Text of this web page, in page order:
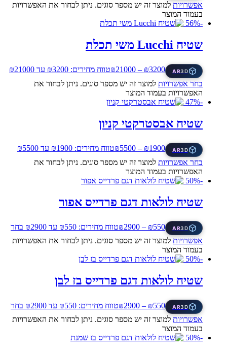
אפשרויות למוצר זה יש מספר סוגים. ניתן לבחור את האפשרויות
בעמוד המוצר
-56%
שטיח Lucchi משי תכלת
3D
AR
₪3200
–
₪21000
טווח מחירים: ⁦₪3200⁩ עד ⁦₪21000⁩
בחר אפשרויות למוצר זה יש מספר סוגים. ניתן לבחור את
האפשרויות בעמוד המוצר
-47%
שטיח אבסטרקטי קניון
3D
AR
₪1900
–
₪5500
טווח מחירים: ⁦₪1900⁩ עד ⁦₪5500⁩
בחר אפשרויות למוצר זה יש מספר סוגים. ניתן לבחור את
האפשרויות בעמוד המוצר
-50%
שטיח לולאות דגם פרדייס אפור
3D
AR
₪550
–
₪2900 טווח מחירים: ⁦₪550⁩ עד ⁦₪2900⁩
בחר
אפשרויות למוצר זה יש מספר סוגים. ניתן לבחור את האפשרויות
בעמוד המוצר
-50%
שטיח לולאות דגם פרדייס בז לבן
3D
AR
₪550
–
₪2900 טווח מחירים: ⁦₪550⁩ עד ⁦₪2900⁩
בחר
אפשרויות למוצר זה יש מספר סוגים. ניתן לבחור את האפשרויות
בעמוד המוצר
-50%